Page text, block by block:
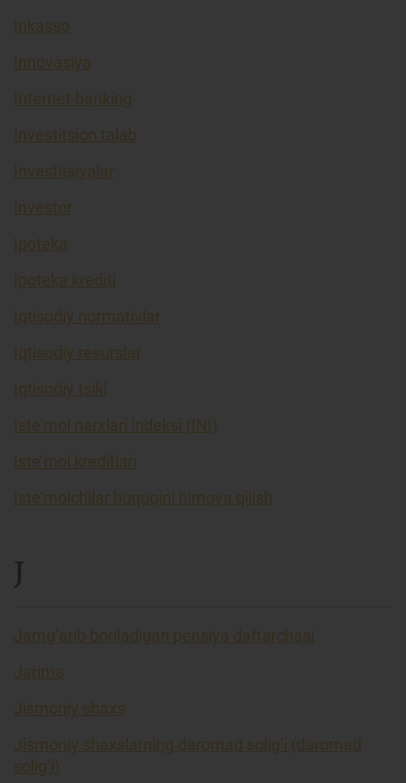
Inkasso
Innovasiya
Internet-banking
Investitsion talab
Investitsiyalar
Investor
Ipoteka
Ipoteka krediti
Iqtisodiy normativlar
Iqtisodiy resurslar
Iqtisodiy tsikl
Iste'mol narxlari indeksi (INI)
Iste’mol kreditlari
Iste’molchilar huquqini himoya qilish
J
Jamg’arib boriladigan pensiya daftarchasi
Jarima
Jismoniy shaxs
Jismoniy shaxslarning daromad solig’i (daromad
solig’i)